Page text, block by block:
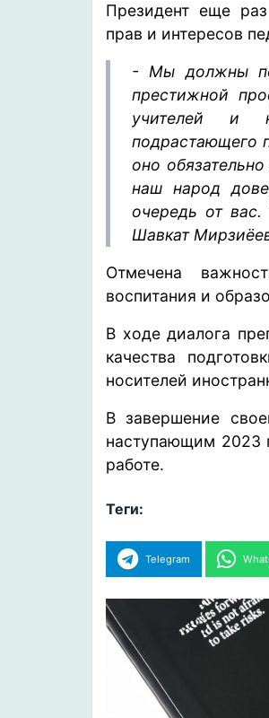
Президент еще
прав и интересов
- Мы должны
престижной
учителей и
подрастающего
оно
наш народ
очередь от
Шавкат
Отмечена
воспитания и
В ходе диалога
качества
носителей
В завершение
наступающим 2023
работе.
Теги:
Telegram